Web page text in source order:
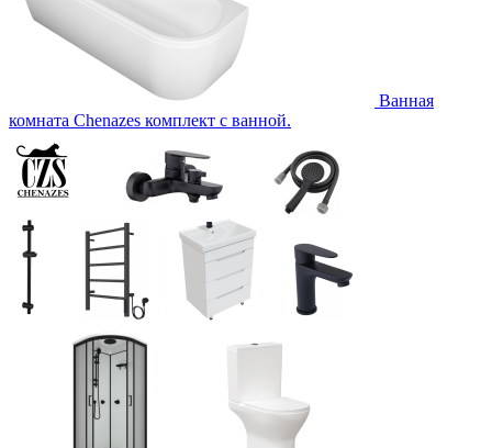
Ванная
комната Chenazes комплект с ванной.